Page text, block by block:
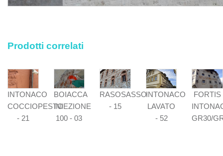
Prodotti correlati
INTONACO
COCCIOPESTO
- 21
BOIACCA
INIEZIONE
100 - 03
RASOSASSO
- 15
INTONACO
LAVATO
- 52
FORTIS
GR30/